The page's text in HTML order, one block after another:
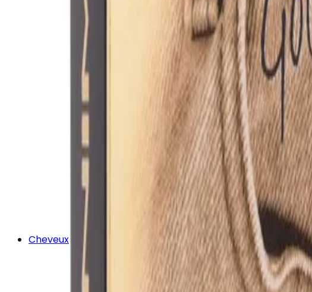
Cheveux